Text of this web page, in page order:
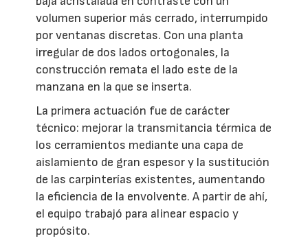
volumen superior más cerrado, interrumpido
por ventanas discretas. Con una planta
irregular de dos lados ortogonales, la
construcción remata el lado este de la
manzana en la que se inserta.
La primera actuación fue de carácter
técnico: mejorar la transmitancia térmica de
los cerramientos mediante una capa de
aislamiento de gran espesor y la sustitución
de las carpinterías existentes, aumentando
la eficiencia de la envolvente. A partir de ahí,
el equipo trabajó para alinear espacio y
propósito.